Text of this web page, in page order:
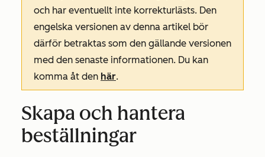
och har eventuellt inte korrekturlästs. Den
engelska versionen av denna artikel bör
därför betraktas som den gällande versionen
med den senaste informationen. Du kan
komma åt den här.
Skapa och hantera
beställningar